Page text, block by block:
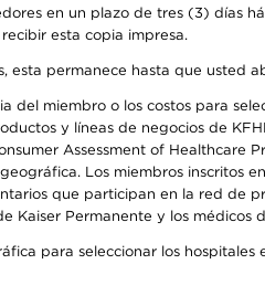
en un plazo de tres (3) días
esta copia impresa.
permanece hasta que usted
del miembro o los costos para
y líneas de negocios de
Assessment of Healthcare
Los miembros inscritos
que participan en la red de
Permanente y los
para seleccionar los